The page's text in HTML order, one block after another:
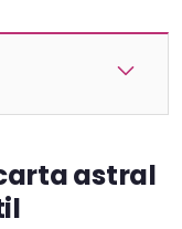
astral